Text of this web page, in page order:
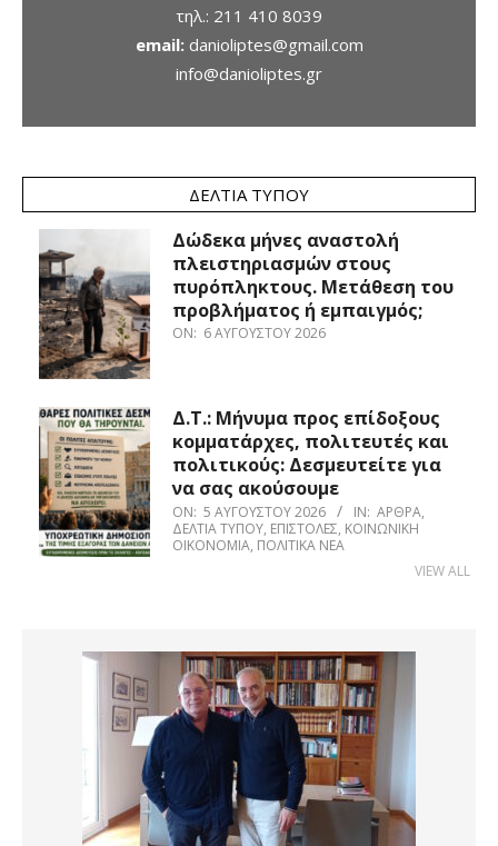
τηλ.: 211 410 8039
email: danioliptes@gmail.com
info@danioliptes.gr
ΔΕΛΤΊΑ ΤΎΠΟΥ
Δώδεκα μήνες αναστολή
πλειστηριασμών στους
πυρόπληκτους. Μετάθεση του
προβλήματος ή εμπαιγμός;
ON: 6 ΑΥΓΟΎΣΤΟΥ 2026
Δ.Τ.: Μήνυμα προς επίδοξους
κομματάρχες, πολιτευτές και
πολιτικούς: Δεσμευτείτε για
να σας ακούσουμε
ON: 5 ΑΥΓΟΎΣΤΟΥ 2026 IN: ΆΡΘΡΑ,
ΔΕΛΤΊΑ ΤΎΠΟΥ, ΕΠΙΣΤΟΛΈΣ, ΚΟΙΝΩΝΙΚΉ
ΟΙΚΟΝΟΜΊΑ, ΠΟΛΙΤΙΚΆ ΝΈΑ
VIEW ALL